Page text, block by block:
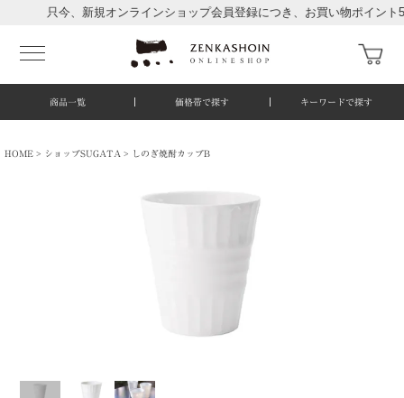
只今、新規オンラインショップ会員登録につき、お買い物ポイント
商品一覧 価格帯で探す キーワードで探す
HOME ショップSUGATA しのぎ焼酎カップB